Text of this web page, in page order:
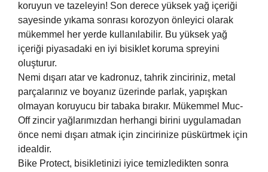
koruyun ve tazeleyin! Son derece yüksek yağ içeriği
sayesinde yıkama sonrası korozyon önleyici olarak
mükemmel her yerde kullanılabilir. Bu yüksek yağ
içeriği piyasadaki en iyi bisiklet koruma spreyini
oluşturur.
Nemi dışarı atar ve kadronuz, tahrik zinciriniz, metal
parçalarınız ve boyanız üzerinde parlak, yapışkan
olmayan koruyucu bir tabaka bırakır. Mükemmel Muc-
Off zincir yağlarımızdan herhangi birini uygulamadan
önce nemi dışarı atmak için zincirinize püskürtmek için
idealdir.
Bike Protect, bisikletinizi iyice temizledikten sonra